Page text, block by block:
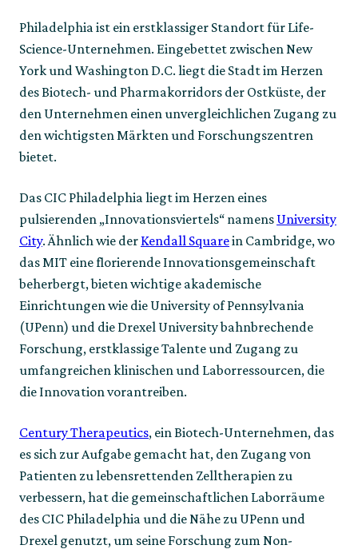
Philadelphia ist ein erstklassiger Standort für Life-
Science-Unternehmen. Eingebettet zwischen New
York und Washington D.C. liegt die Stadt im Herzen
des Biotech- und Pharmakorridors der Ostküste, der
den Unternehmen einen unvergleichlichen Zugang zu
den wichtigsten Märkten und Forschungszentren
bietet.
Das CIC Philadelphia liegt im Herzen eines
pulsierenden „Innovationsviertels“ namens University
City. Ähnlich wie der Kendall Squarein Cambridge, wo
das MIT eine florierende Innovationsgemeinschaft
beherbergt, bieten wichtige akademische
Einrichtungen wie die University of Pennsylvania
(UPenn) und die Drexel University bahnbrechende
Forschung, erstklassige Talente und Zugang zu
umfangreichen klinischen und Laborressourcen, die
die Innovation vorantreiben.
Century Therapeutics, ein Biotech-Unternehmen, das
es sich zur Aufgabe gemacht hat, den Zugang von
Patienten zu lebensrettenden Zelltherapien zu
verbessern, hat die gemeinschaftlichen Laborräume
des CIC Philadelphia und die Nähe zu UPenn und
Drexel genutzt, um seine Forschung zum Non-